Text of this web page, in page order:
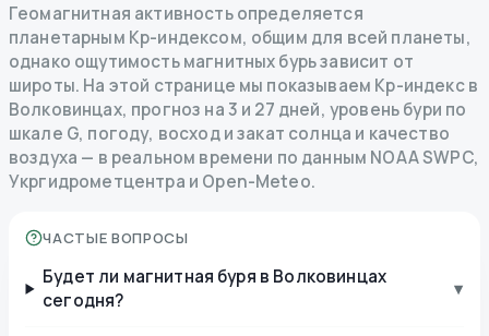
Геомагнитная активность определяется
планетарным Kp-индексом, общим для всей планеты,
однако ощутимость магнитных бурь зависит от
широты. На этой странице мы показываем Kp-индекс в
Волковинцах, прогноз на 3 и 27 дней, уровень бури по
шкале G, погоду, восход и закат солнца и качество
воздуха — в реальном времени по данным NOAA SWPC,
Укргидрометцентра и Open-Meteo.
ЧАСТЫЕ ВОПРОСЫ
Будет ли магнитная буря в Волковинцах
сегодня?
▾